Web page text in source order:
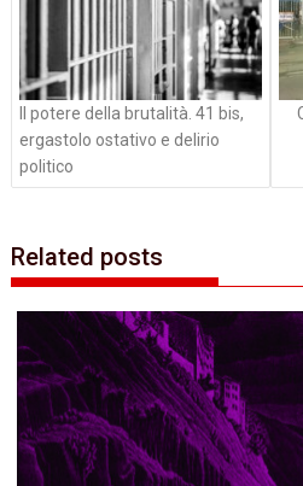
Il potere della brutalità. 41 bis,
ergastolo ostativo e delirio
politico
Related posts